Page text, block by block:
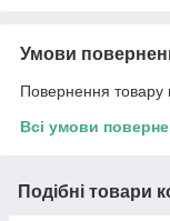
Умови
Повернення товару
Всі умови
Подібні товари